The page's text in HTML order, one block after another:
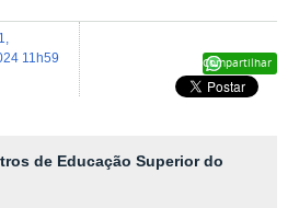
Compartilhar
11h59
de Educação Superior do